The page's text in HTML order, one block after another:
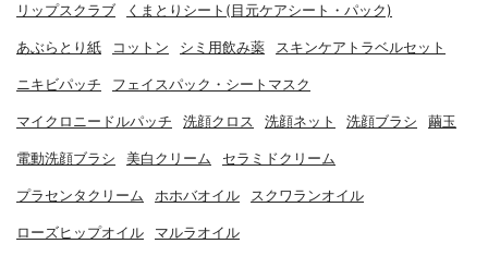
リップスクラブ くまとりシート(目元ケアシート・パック)
あぶらとり紙 コットン シミ用飲み薬 スキンケアトラベルセット
ニキビパッチ フェイスパック・シートマスク
マイクロニードルパッチ 洗顔クロス 洗顔ネット 洗顔ブラシ 繭玉
電動洗顔ブラシ 美白クリーム セラミドクリーム
プラセンタクリーム ホホバオイル スクワランオイル
ローズヒップオイル マルラオイル